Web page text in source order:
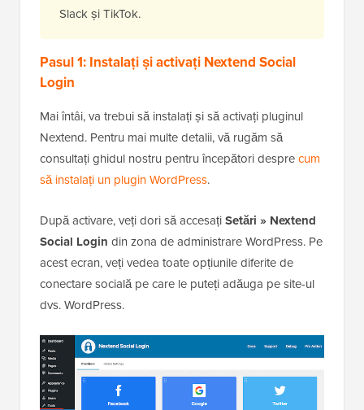
Slack și TikTok.
Pasul 1: Instalați și activați Nextend Social
Login
Mai întâi, va trebui să instalați și să activați pluginul
Nextend. Pentru mai multe detalii, vă rugăm să
consultați ghidul nostru pentru începători desprecum
să instalați un plugin WordPress.
După activare, veți dori să accesațiSetări » Nextend
Social Login din zona de administrare WordPress. Pe
acest ecran, veți vedea toate opțiunile diferite de
conectare socială pe care le puteți adăuga pe site-ul
dvs. WordPress.